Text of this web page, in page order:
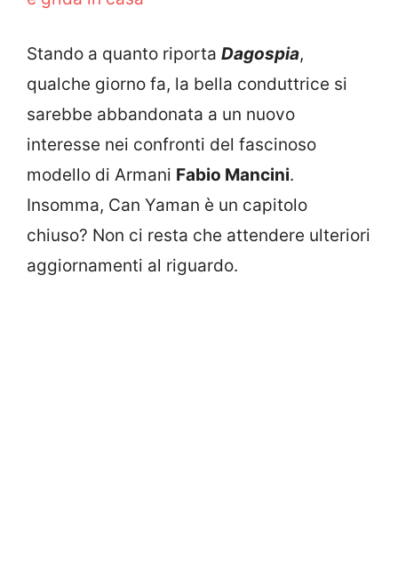
Stando a quanto riporta Dagospia,
qualche giorno fa, la bella conduttrice si
sarebbe abbandonata a un nuovo
interesse nei confronti del fascinoso
modello di Armani Fabio Mancini.
Insomma, Can Yaman è un capitolo
chiuso? Non ci resta che attendere ulteriori
aggiornamenti al riguardo.